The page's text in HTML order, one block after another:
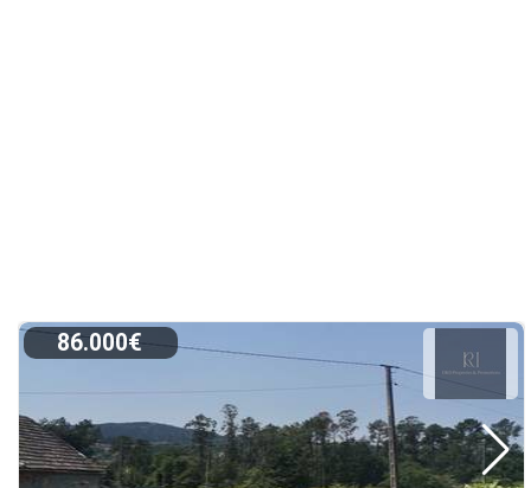
86.000€